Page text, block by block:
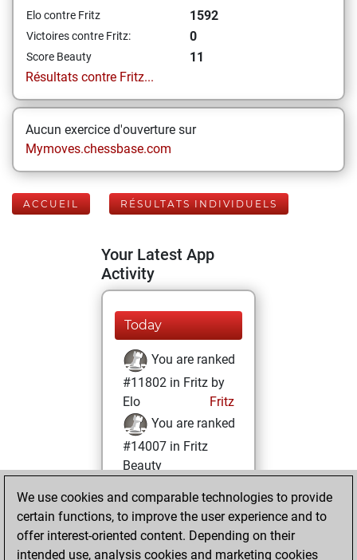
Elo contre Fritz 1592
Victoires contre Fritz: 0
Score Beauty
11
Résultats contre Fritz...
Aucun exercice d'ouverture sur
Mymoves.chessbase.com
ACCUEIL RÉSULTATS INDIVIDUELS
Your Latest App
Activity
Today
You are ranked
#11802 in Fritz by
Elo
Fritz
You are ranked
#14007 in Fritz
Beauty
vendredi, octobre
15, 2021
You achieved a
We use cookies and comparable technologies to provide
certain functions, to improve the user experience and to
offer interest-oriented content. Depending on their
intended use, analysis cookies and marketing cookies